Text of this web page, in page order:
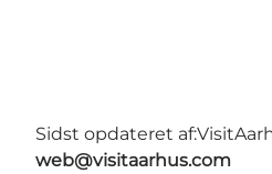
Sidst opdateret af:
web@visitaarhus.com